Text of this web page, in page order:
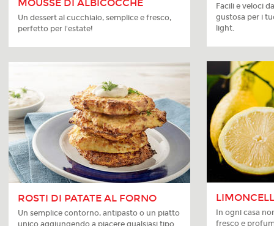
Facili e veloci
gustosa per i
light.
MOUSSE DI ALBICOCCHE
Un dessert al cucchiaio, semplice e fresco,
perfetto per l'estate!
In ogni casa
fresco e
ROSTI DI PATATE AL FORNO
Un semplice contorno, antipasto o un piatto
unico aggiungendo a piacere qualsiasi tipo